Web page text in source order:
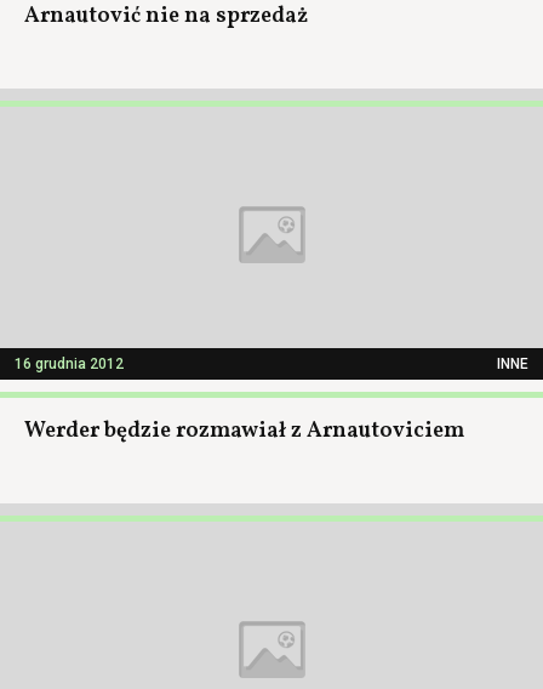
Arnautović nie na sprzedaż
16 grudnia 2012 INNE
Werder będzie rozmawiał z Arnautoviciem